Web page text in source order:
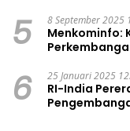
5 8 September 2025
Menkominfo:
6 25 Januari 2025
RI-India